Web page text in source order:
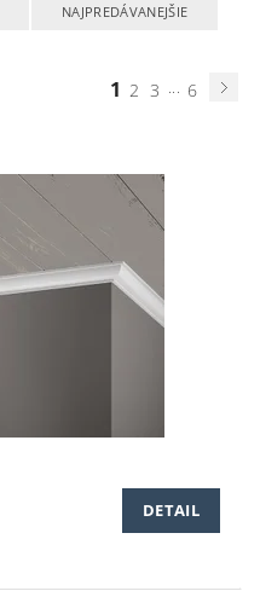
NAJPREDÁVANEJŠIE
1 2 3
6
DETAIL